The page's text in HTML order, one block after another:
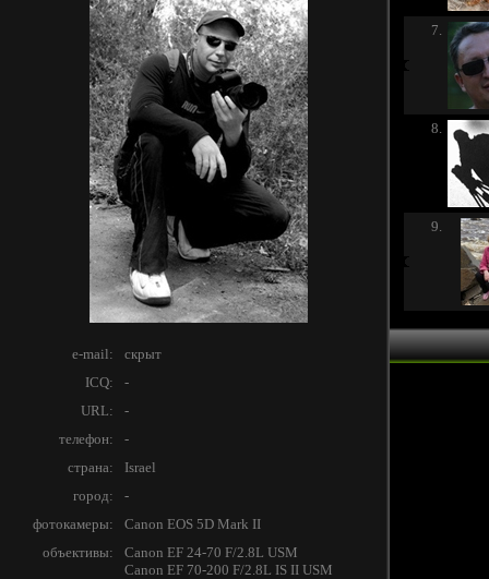
e-mail:
скрыт
ICQ:
-
URL:
-
телефон:
-
страна:
Israel
город:
-
фотокамеры:
Canon EOS 5D Mark II
объективы:
Canon EF 24-70 F/2.8L USM
Canon EF 70-200 F/2.8L IS II USM
7.
8.
9.